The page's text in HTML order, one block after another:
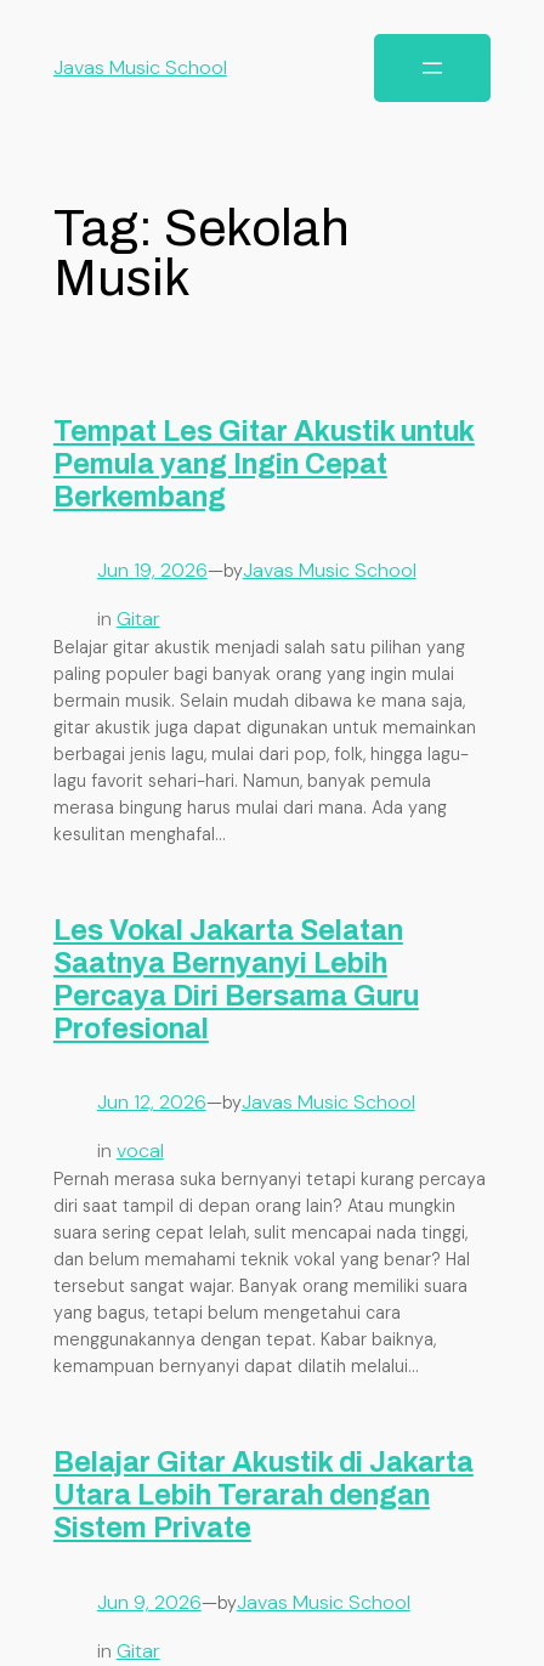
Javas Music School
Tag: Sekolah
Musik
Tempat Les Gitar Akustik untuk
Pemula yang Ingin Cepat
Berkembang
Jun 19, 2026—byJavas Music School
in Gitar
Belajar gitar akustik menjadi salah satu pilihan yang
paling populer bagi banyak orang yang ingin mulai
bermain musik. Selain mudah dibawa ke mana saja,
gitar akustik juga dapat digunakan untuk memainkan
berbagai jenis lagu, mulai dari pop, folk, hingga lagu-
lagu favorit sehari-hari. Namun, banyak pemula
merasa bingung harus mulai dari mana. Ada yang
kesulitan menghafal…
Les Vokal Jakarta Selatan
Saatnya Bernyanyi Lebih
Percaya Diri Bersama Guru
Profesional
Jun 12, 2026—byJavas Music School
in vocal
Pernah merasa suka bernyanyi tetapi kurang percaya
diri saat tampil di depan orang lain? Atau mungkin
suara sering cepat lelah, sulit mencapai nada tinggi,
dan belum memahami teknik vokal yang benar? Hal
tersebut sangat wajar. Banyak orang memiliki suara
yang bagus, tetapi belum mengetahui cara
menggunakannya dengan tepat. Kabar baiknya,
kemampuan bernyanyi dapat dilatih melalui…
Belajar Gitar Akustik di Jakarta
Utara Lebih Terarah dengan
Sistem Private
Jun 9, 2026—byJavas Music School
in Gitar